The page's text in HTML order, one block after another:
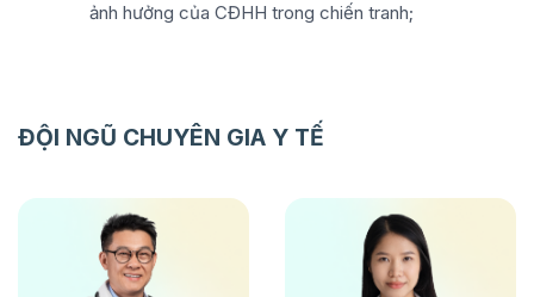
ảnh hưởng của CĐHH trong chiến tranh;
ĐỘI NGŨ CHUYÊN GIA Y TẾ